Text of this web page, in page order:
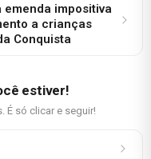
emenda impositiva
a crianças
Conquista
estiver!
É só clicar e seguir!